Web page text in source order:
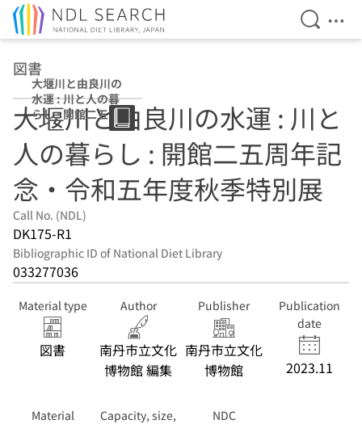
Open
図書
大堰川と由良川の
水運 : 川と人の暮
らし : 開館二五周
年記念・令和五年
度秋季特別展
大堰川と由良川の水運 : 川と
人の暮らし : 開館二五周年記
念・令和五年度秋季特別展
Call No. (NDL)
DK175-R1
Bibliographic ID of National Diet Library
033277036
Material type
図書
Author
南丹市立文化
博物館 編集
Publisher
南丹市立文化
博物館
Publication
date
2023.11
Material
Capacity, size,
NDC